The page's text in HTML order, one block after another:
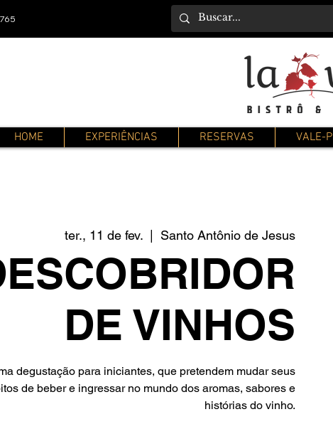
HOME EXPERIÊNCIAS RESERVAS VALE-
ter., 11 de fev.
  |
Santo Antônio de Jesus
DE VINHOS
degustação para iniciantes, que pretendem mudar seus
de beber e ingressar no mundo dos aromas, sabores e
histórias do vinho.